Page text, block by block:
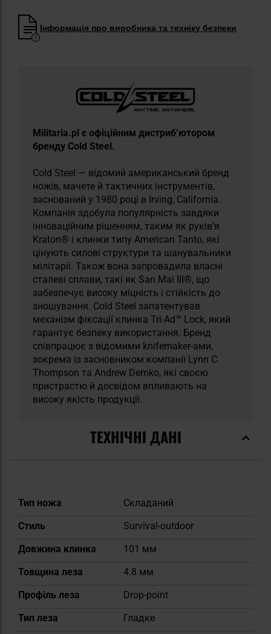
Інформація про виробника та техніку безпеки
Militaria.pl є офіційним дистриб’ютором
бренду Cold Steel.
Cold Steel — відомий американський бренд
ножів, мачете й тактичних інструментів,
заснований у 1980 році в Irving, California.
Компанія здобула популярність завдяки
інноваційним рішенням, таким як руків’я
Kraton® і клинки типу American Tanto, які
цінують силові структури та шанувальники
мілітарії. Також вона запровадила власні
сталеві сплави, такі як San Mai III®, що
забезпечує високу міцність і стійкість до
зношування. Cold Steel запатентував
механізм фіксації клинка Tri-Ad™ Lock, який
гарантує безпеку використання. Бренд
співпрацює з відомими knifemaker-ами,
зокрема із засновником компанії Lynn C.
Thompson та Andrew Demko, які своєю
пристрастю й досвідом впливають на
високу якість продукції.
ТЕХНІЧНІ ДАНІ
Докладніше
Тип ножа
Складаний
Стиль
Survival-outdoor
Довжина клинка
101 мм
Товщина леза
4.8 мм
Профіль леза
Drop-point
Тип леза
Гладке